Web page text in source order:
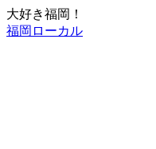
大好き福岡！
福岡ローカル